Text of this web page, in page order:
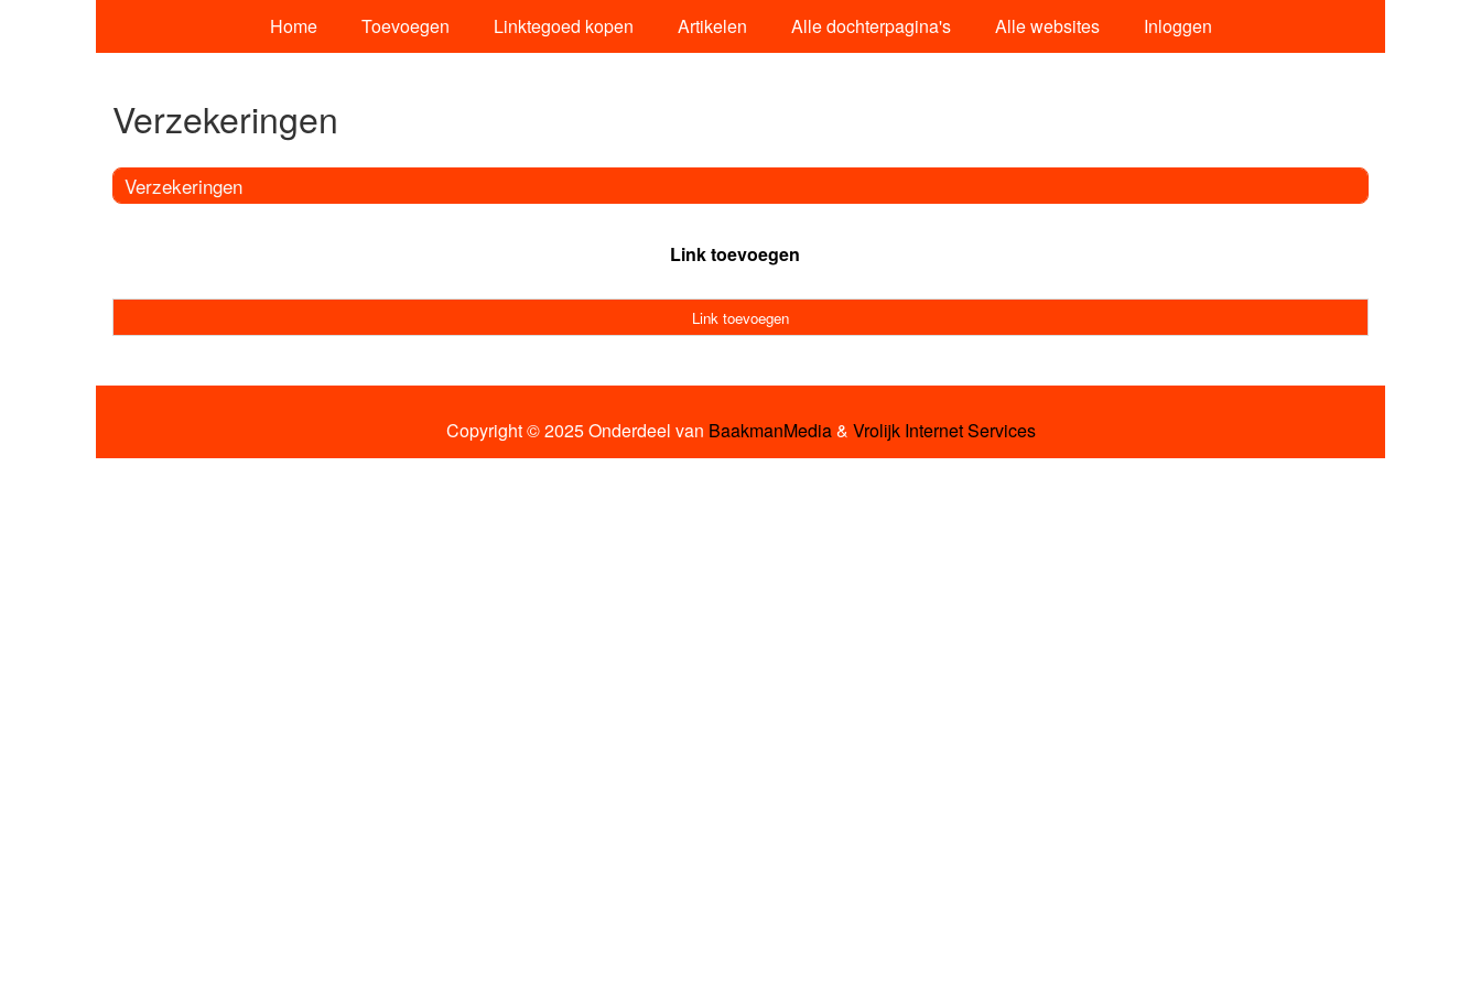
Home Toevoegen Linktegoed kopen Artikelen Alle dochterpagina's Alle websites Inloggen
Verzekeringen
Verzekeringen
Link toevoegen
Link toevoegen
Copyright © 2025 Onderdeel van BaakmanMedia& Vrolijk Internet Services